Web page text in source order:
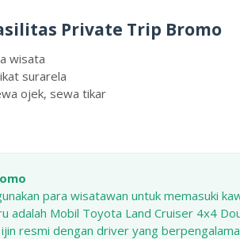
Private Trip Bromo
wisata
surarela
ojek, sewa tikar
para wisatawan untuk memasuki
adalah Mobil Toyota Land Cruiser 4x4
resmi dengan driver yang